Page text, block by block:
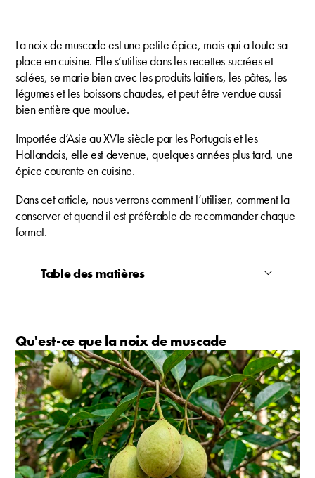
La noix de muscade est une petite épice, mais qui a toute sa
place en cuisine. Elle s’utilise dans les recettes sucrées et
salées, se marie bien avec les produits laitiers, les pâtes, les
légumes et les boissons chaudes, et peut être vendue aussi
bien entière que moulue.
Importée d’Asie au XVIe siècle par les Portugais et les
Hollandais, elle est devenue, quelques années plus tard, une
épice courante en cuisine.
Dans cet article, nous verrons comment l’utiliser, comment la
conserver et quand il est préférable de recommander chaque
format.
Table des matières
Qu'est-ce que la noix de muscade